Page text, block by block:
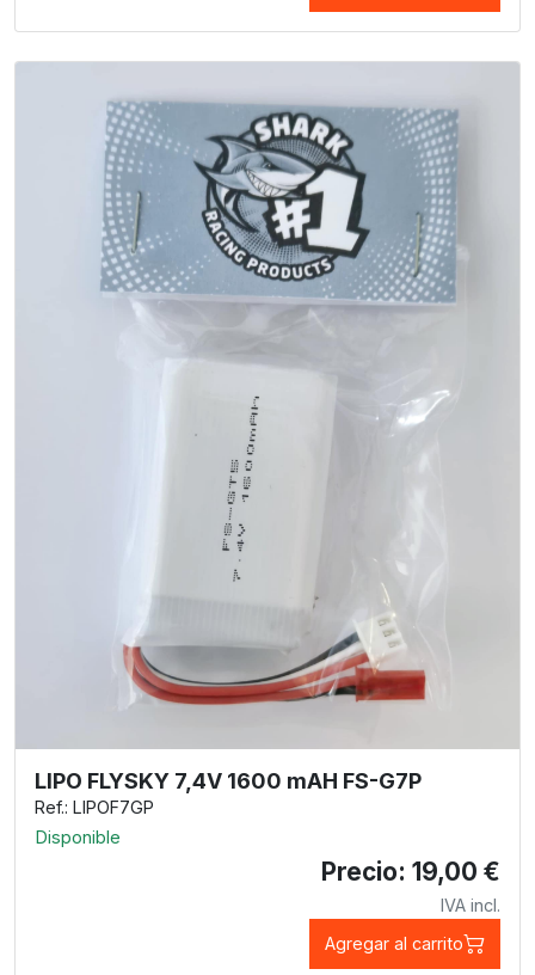
LIPO FLYSKY 7,4V 1600 mAH FS-G7P
Ref.: LIPOF7GP
Disponible
Precio: 19,00 €
IVA incl.
Agregar al carrito